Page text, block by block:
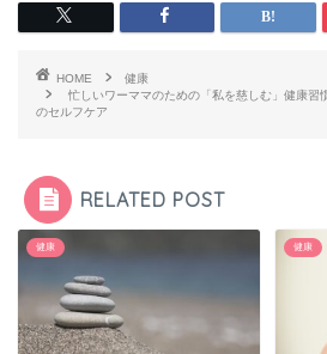
HOME
健康
忙しいワーママのための「私を慈しむ」健康習
のセルフケア
RELATED POST
健康 健康